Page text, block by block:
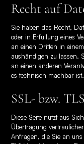
Recht auf
Sie haben das Recht,
oder in Erfüllung eines
an einen Dritten in
aushändigen zu lassen.
an einen anderen
es technisch machbar ist.
SSL- bzw.
Diese Seite nutzt aus
Übertragung
Anfragen, die Sie an uns